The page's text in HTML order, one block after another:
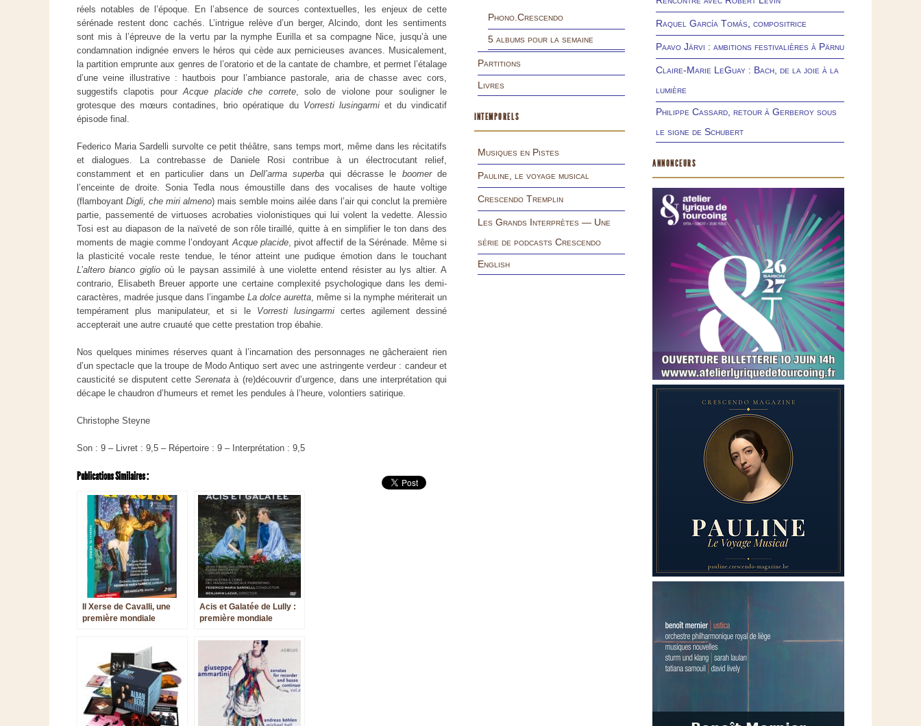
réels notables de l’époque. En l’absence de sources contextuelles, les enjeux de cette
sérénade restent donc cachés. L’intrigue relève d’un berger, Alcindo, dont les sentiments
sont mis à l’épreuve de la vertu par la nymphe Eurilla et sa compagne Nice, jusqu’à une
condamnation indignée envers le héros qui cède aux pernicieuses avances. Musicalement,
la partition emprunte aux genres de l’oratorio et de la cantate de chambre, et permet l’étalage
d’une veine illustrative : hautbois pour l’ambiance pastorale, aria de chasse avec cors,
suggestifs clapotis pourAcque placide che correte, solo de violone pour souligner le
grotesque des mœurs contadines, brio opératique du Vorresti lusingarmiet du vindicatif
épisode final.
Federico Maria Sardelli survolte ce petit théâtre, sans temps mort, même dans les récitatifs
et dialogues. La contrebasse de Daniele Rosi contribue à un électrocutant relief,
constamment et en particulier dans un Dell’arma superbaqui décrasse le boomerde
l’enceinte de droite. Sonia Tedla nous émoustille dans des vocalises de haute voltige
(flamboyant Digli, che miri almeno) mais semble moins ailée dans l’air qui conclut la première
partie, passementé de virtuoses acrobaties violonistiques qui lui volent la vedette. Alessio
Tosi est au diapason de la naïveté de son rôle tiraillé, quitte à en simplifier le ton dans des
moments de magie comme l’ondoyantAcque placide, pivot affectif de la Sérénade. Même si
la plasticité vocale reste tendue, le ténor atteint une pudique émotion dans le touchant
L’altero bianco gigliooù le paysan assimilé à une violette entend résister au lys altier. A
contrario, Elisabeth Breuer apporte une certaine complexité psychologique dans les demi-
caractères, madrée jusque dans l’ingambe La dolce auretta, même si la nymphe mériterait un
tempérament plus manipulateur, et si le Vorresti lusingarmicertes agilement dessiné
accepterait une autre cruauté que cette prestation trop ébahie.
Nos quelques minimes réserves quant à l’incarnation des personnages ne gâcheraient rien
d’un spectacle que la troupe de Modo Antiquo sert avec une astringente verdeur : candeur et
causticité se disputent cetteSerenata à (re)découvrir d’urgence, dans une interprétation qui
décape le chaudron d’humeurs et remet les pendules à l’heure, volontiers satirique.
Christophe Steyne
Son : 9 – Livret : 9,5 – Répertoire : 9 – Interprétation : 9,5
Publications Similaires :
Il Xerse de Cavalli, une
première mondiale
Acis et Galatée de Lully :
première mondiale
Phono.Crescendo
5 albums pour la semaine
Partitions
Livres
INTEMPORELS
Musiques en Pistes
Pauline, le voyage musical
Crescendo Tremplin
Les Grands Interprètes — Une
série de podcasts Crescendo
English
Raquel García Tomás, compositrice
Paavo Järvi : ambitions festivalières à Pärnu
Claire-Marie LeGuay : Bach, de la joie à la
lumière
Philippe Cassard, retour à Gerberoy sous
le signe de Schubert
ANNONCEURS